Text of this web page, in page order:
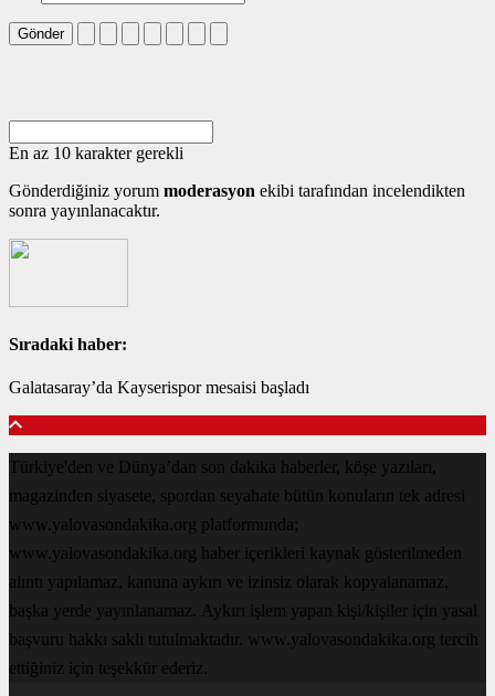
Gönder
En az 10 karakter gerekli
Gönderdiğiniz yorum moderasyon ekibi tarafından incelendikten
sonra yayınlanacaktır.
Sıradaki haber:
Galatasaray’da Kayserispor mesaisi başladı
Türkiye'den ve Dünya’dan son dakika haberler, köşe yazıları,
magazinden siyasete, spordan seyahate bütün konuların tek adresi
www.yalovasondakika.org platformunda;
www.yalovasondakika.org haber içerikleri kaynak gösterilmeden
alıntı yapılamaz, kanuna aykırı ve izinsiz olarak kopyalanamaz,
başka yerde yayınlanamaz. Aykırı işlem yapan kişi/kişiler için yasal
başvuru hakkı saklı tutulmaktadır. www.yalovasondakika.org tercih
ettiğiniz için teşekkür ederiz.